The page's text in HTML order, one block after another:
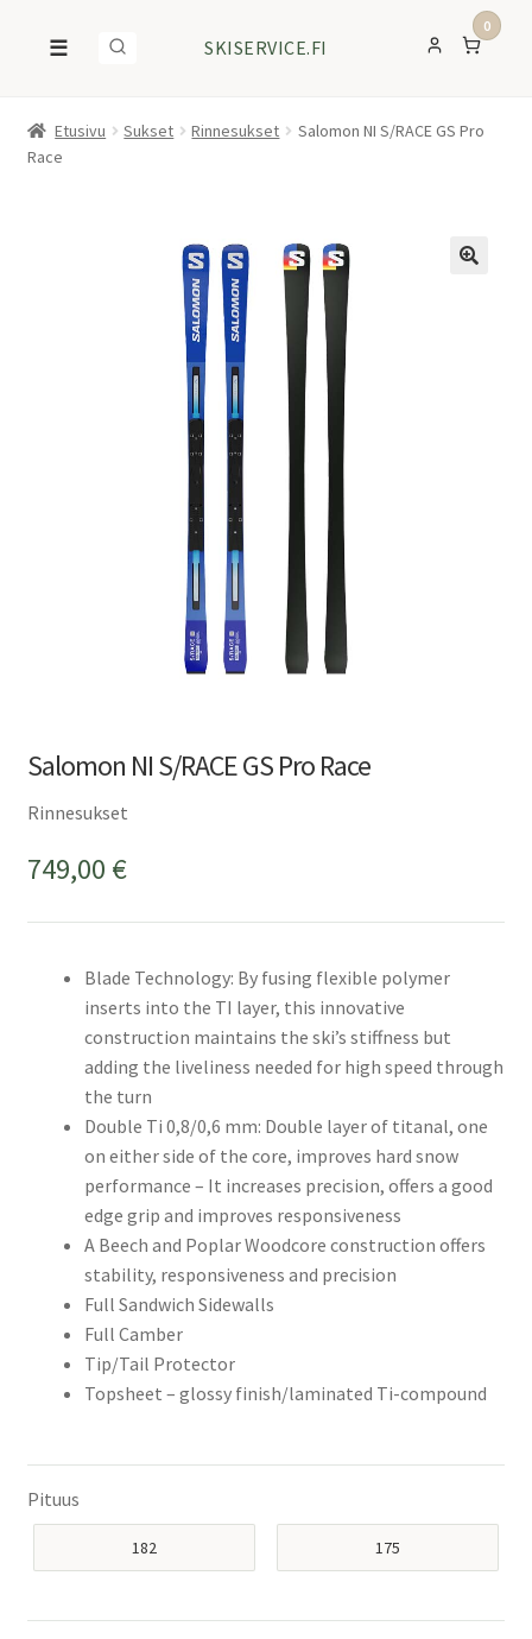
☰ SKISERVICE.FI
0
Etusivu Sukset Rinnesukset
Salomon NI S/RACE GS Pro
Race
Salomon NI S/RACE GS Pro Race
Rinnesukset
749,00 €
Blade Technology: By fusing flexible polymer
inserts into the TI layer, this innovative
construction maintains the ski’s stiffness but
adding the liveliness needed for high speed through
the turn
Double Ti 0,8/0,6 mm: Double layer of titanal, one
on either side of the core, improves hard snow
performance – It increases precision, offers a good
edge grip and improves responsiveness
A Beech and Poplar Woodcore construction offers
stability, responsiveness and precision
Full Sandwich Sidewalls
Full Camber
Tip/Tail Protector
Topsheet – glossy finish/laminated Ti-compound
Pituus
182 175